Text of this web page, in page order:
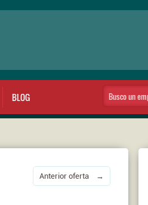
BLOG
Anterior oferta →